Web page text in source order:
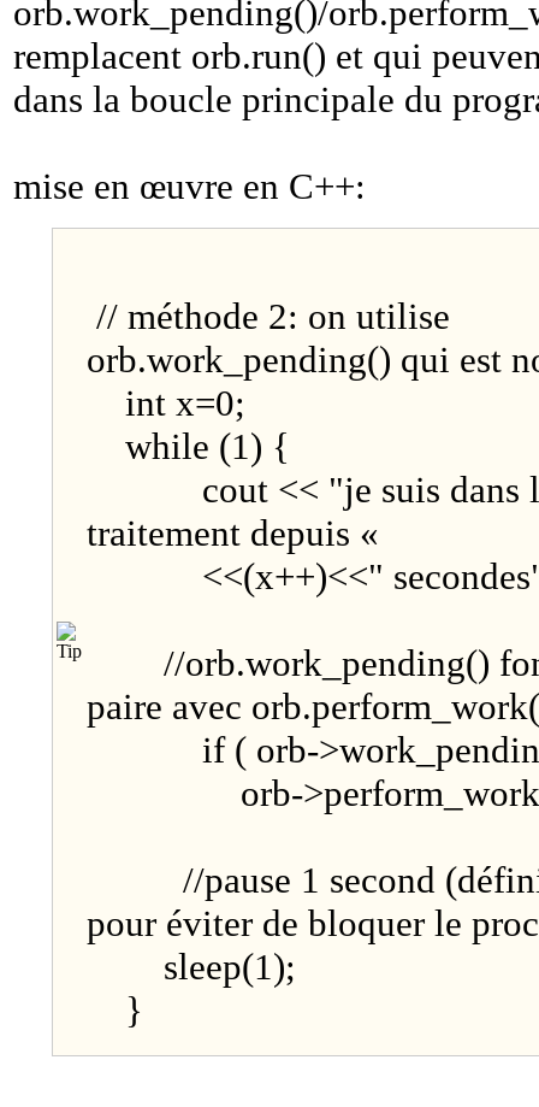
orb.work_pending()/
remplacent orb.run() et qui
dans la boucle principale du
mise en œuvre en C++:
// méthode 2: on utilise
orb.work_pending() qui est
int x=0;
while (1) {
cout << "je suis dans la
traitement depuis «
<<(x++)<<" secondes"
//orb.work_pending()
paire avec
if ( orb-
orb-
//pause 1 second (défini
pour éviter de bloquer le
sleep(1);
}